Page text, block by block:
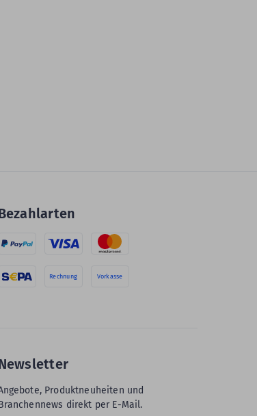
Rechnung Vorkasse
Produktneuheiten und
direkt per E-Mail.